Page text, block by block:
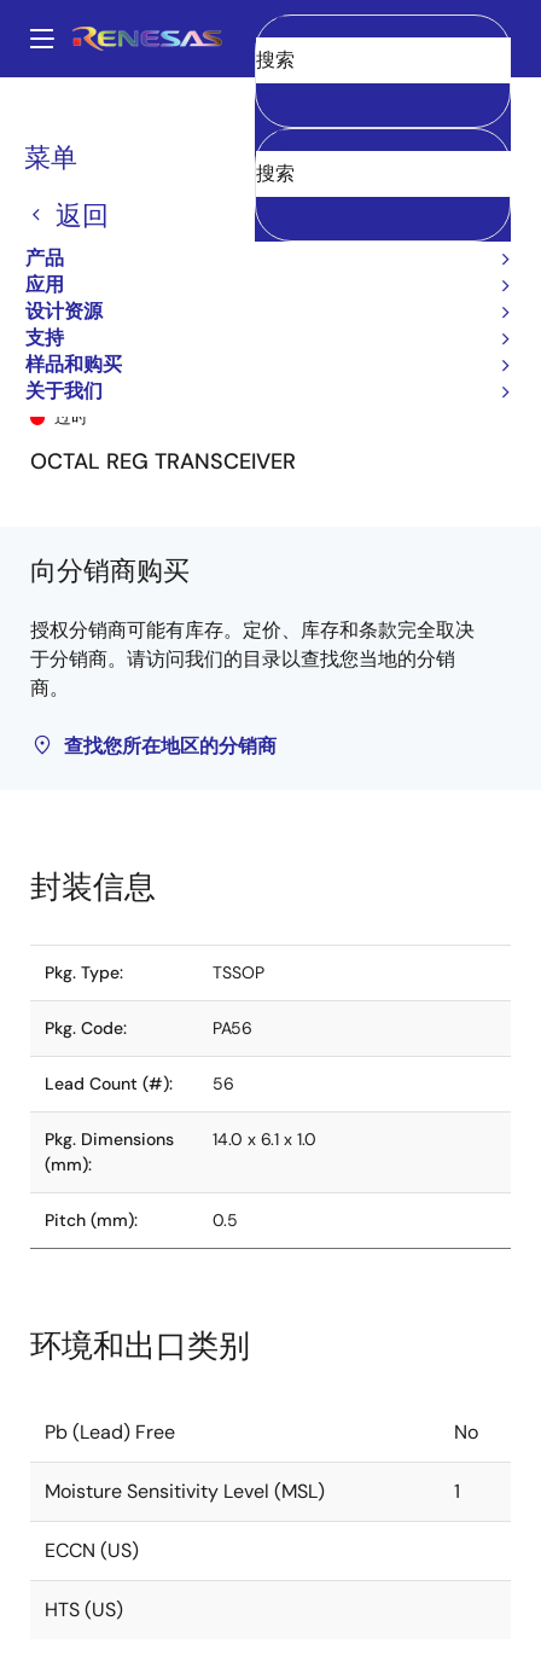
到
Main
navigation
菜单
返回
产品
应用
设计资源
支持
样品和购买
关于我们
清空
面
屑
74FCT163952
74FCT163952PA8
过时
OCTAL REG TRANSCEIVER
向分销商购买
授权分销商可能有库存。定价、库存和条款完全取决
于分销商。请访问我们的目录以查找您当地的分销
商。
查找您所在地区的分销商
封装信息
Pkg. Type: TSSOP
Pkg. Code: PA56
Lead Count (#): 56
Pkg. Dimensions
(mm):
14.0 x 6.1 x 1.0
Pitch (mm): 0.5
环境和出口类别
Pb (Lead) Free No
Moisture Sensitivity Level (MSL) 1
ECCN (US)
HTS (US)